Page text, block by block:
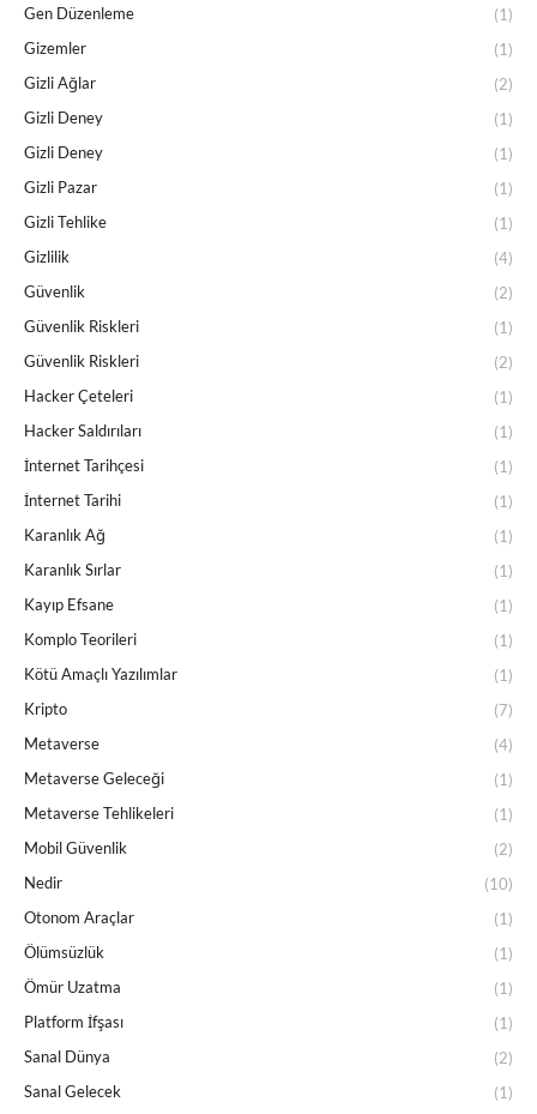
Gen Düzenleme
(1)
Gizemler
(1)
Gizli Ağlar
(2)
Gizli Deney
(1)
Gizli Deney
(1)
Gizli Pazar
(1)
Gizli Tehlike
(1)
Gizlilik
(4)
Güvenlik
(2)
Güvenlik Riskleri
(1)
Güvenlik Riskleri
(2)
Hacker Çeteleri
(1)
Hacker Saldırıları
(1)
İnternet Tarihçesi
(1)
İnternet Tarihi
(1)
Karanlık Ağ
(1)
Karanlık Sırlar
(1)
Kayıp Efsane
(1)
Komplo Teorileri
(1)
Kötü Amaçlı Yazılımlar
(1)
Kripto
(7)
Metaverse
(4)
Metaverse Geleceği
(1)
Metaverse Tehlikeleri
(1)
Mobil Güvenlik
(2)
Nedir
(10)
Otonom Araçlar
(1)
Ölümsüzlük
(1)
Ömür Uzatma
(1)
Platform İfşası
(1)
Sanal Dünya
(2)
Sanal Gelecek
(1)